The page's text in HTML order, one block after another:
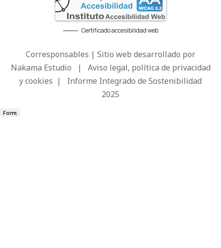
Certificado accesibilidad web
Corresponsables | Sitio web desarrollado por
Nakama Estudio | Aviso legal, política de privacidad
y cookies | Informe Integrado de Sostenibilidad
2025
Form